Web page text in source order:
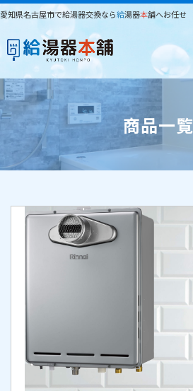
愛知県名古屋市で給湯器交換なら給湯器本舗へお任せ
商品一覧